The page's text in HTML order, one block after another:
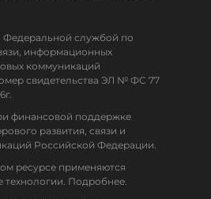
Федеральной службой по
информационных
коммуникаций
свидетельства ЭЛ № ФС 77
финансовой поддержке
развития, связи и
Российской Федерации.
ресурсе применяются
технологии. Подробнее.